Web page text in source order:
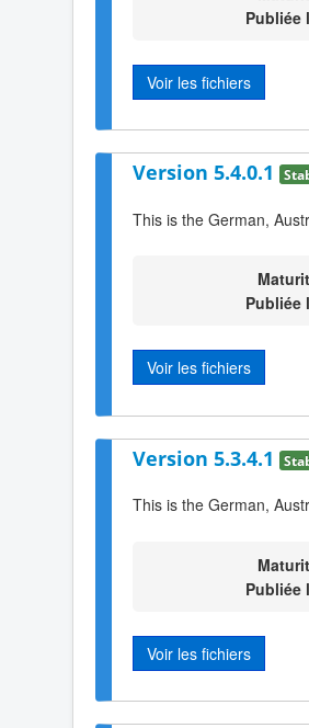
Publiée
Voir les fichiers
Version 5.4.0.1
This is the German,
Publiée
Voir les fichiers
Version 5.3.4.1
This is the German,
Publiée
Voir les fichiers